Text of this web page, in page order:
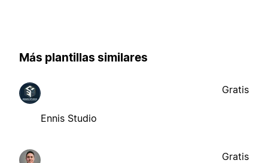
Más plantillas similares
Ennis Studio
Gratis
Gratis